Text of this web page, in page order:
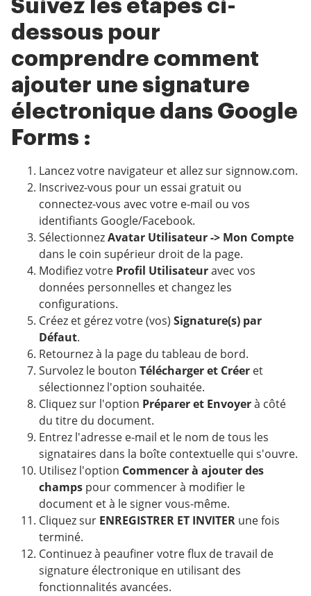
Suivez les étapes ci-
dessous pour
comprendre comment
ajouter une signature
électronique dans Google
Forms :
Lancez votre navigateur et allez sur signnow.com.
Inscrivez-vous pour un essai gratuit ou
connectez-vous avec votre e-mail ou vos
identifiants Google/Facebook.
SélectionnezAvatar Utilisateur -> Mon Compte
dans le coin supérieur droit de la page.
Modifiez votre Profil Utilisateuravec vos
données personnelles et changez les
configurations.
Créez et gérez votre (vos) Signature(s) par
Défaut.
Retournez à la page du tableau de bord.
Survolez le bouton Télécharger et Créer et
sélectionnez l'option souhaitée.
Cliquez sur l'option Préparer et Envoyerà côté
du titre du document.
Entrez l'adresse e-mail et le nom de tous les
signataires dans la boîte contextuelle qui s'ouvre.
Utilisez l'option Commencer à ajouter des
champs pour commencer à modifier le
document et à le signer vous-même.
Cliquez sur ENREGISTRER ET INVITER une fois
terminé.
Continuez à peaufiner votre flux de travail de
signature électronique en utilisant des
fonctionnalités avancées.